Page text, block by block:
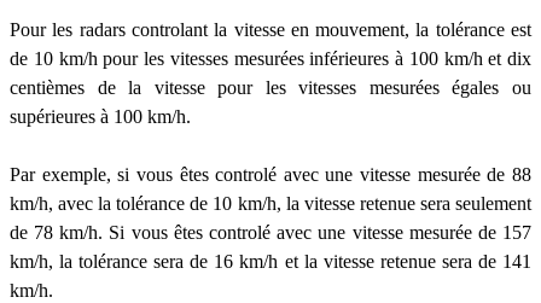
Pour les radars controlant la vitesse en mouvement, la tolérance est
de 10 km/h pour les vitesses mesurées inférieures à 100 km/h et dix
centièmes de la vitesse pour les vitesses mesurées égales ou
supérieures à 100 km/h.
Par exemple, si vous êtes controlé avec une vitesse mesurée de 88
km/h, avec la tolérance de 10 km/h, la vitesse retenue sera seulement
de 78 km/h. Si vous êtes controlé avec une vitesse mesurée de 157
km/h, la tolérance sera de 16 km/h et la vitesse retenue sera de 141
km/h.